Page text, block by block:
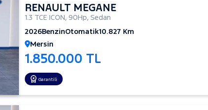
RENAULT MEGANE
1.3 TCE ICON, 90Hp, Sedan
2026BenzinOtomatik10.827 Km
Mersin
1.850.000 TL
Garantili